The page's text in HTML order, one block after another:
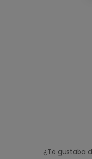
¿Te gustaba